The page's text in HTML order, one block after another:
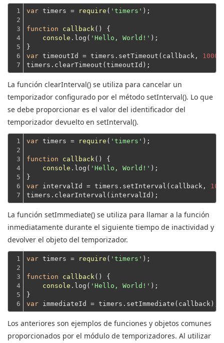
1
2
3
4
5
6
7
var timers = require ( 'timers' );
function callback( ) {
console .log( 'Hello, World!' );
}
var timeoutId = timers.setTimeout(callback, 1000
timers.clearTimeout(timeoutId);
La función clearInterval() se utiliza para cancelar un
temporizador configurado por el método setInterval(). Lo que
se debe proporcionar es el valor del identificador del
temporizador devuelto en setInterval().
1
2
3
4
5
6
7
var timers = require ( 'timers' );
function callback( ) {
console .log( 'Hello, World!' );
}
var intervalId = timers.setInterval(callback,
timers.clearInterval(intervalId);
La función setImmediate() se utiliza para llamar a la función
inmediatamente durante el siguiente tiempo de inactividad y
devolver el objeto del temporizador.
1
2
3
4
5
6
var timers = require ( 'timers' );
function callback( ) {
console .log( 'Hello, World!' );
}
var
Los anteriores son ejemplos de funciones y objetos comunes
proporcionados por el módulo de temporizadores. Al utilizar